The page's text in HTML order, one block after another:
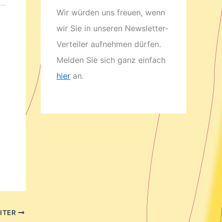
Wir würden uns freuen, wenn
wir Sie in unseren Newsletter-
Verteiler aufnehmen dürfen.
Melden Sie sich ganz einfach
hier an.